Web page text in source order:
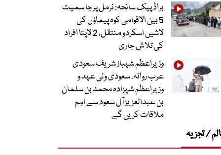
براڈ پیک سانحہ: نرمل پرجا سمیت
5 بین الاقوامی کوہ پیماؤں کی
لاشیں اسکردو منتقل، 2 لاپتا افراد
کی تلاش جاری
وزیراعظم شہباز شریف سعودی
عرب روانہ، سعودی ولی عہد و
وزیراعظم شہزادہ محمد بن سلمان
بن عبدالعزیز آل سعود سے اہم
ملاقات کریں گے
/ تجزیہ